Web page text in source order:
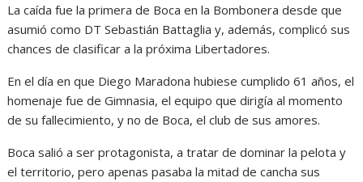
La caída fue la primera de Boca en la Bombonera desde que
asumió como DT Sebastián Battaglia y, además, complicó sus
chances de clasificar a la próxima Libertadores.
En el día en que Diego Maradona hubiese cumplido 61 años, el
homenaje fue de Gimnasia, el equipo que dirigía al momento
de su fallecimiento, y no de Boca, el club de sus amores.
Boca salió a ser protagonista, a tratar de dominar la pelota y
el territorio, pero apenas pasaba la mitad de cancha sus